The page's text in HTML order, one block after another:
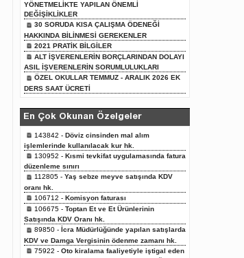
YÖNETMELİKTE YAPILAN ÖNEMLİ
DEĞİŞİKLİKLER
30 SORUDA KISA ÇALIŞMA ÖDENEĞİ
HAKKINDA BİLİNMESİ GEREKENLER
2021 PRATİK BİLGİLER
ALT İŞVERENLERİN BORÇLARINDAN DOLAYI
ASIL İŞVERENLERİN SORUMLULUKLARI
ÖZEL OKULLAR TEMMUZ - ARALIK 2026 EK
DERS SAAT ÜCRETİ
En Çok Okunan Özelgeler
143842 - Döviz cinsinden mal alım
işlemlerinde kullanılacak kur hk.
130952 - Kısmi tevkifat uygulamasında fatura
düzenleme sınırı
112805 - Yaş sebze meyve satışında KDV
oranı hk.
106712 - Komisyon faturası
106675 - Toptan Et ve Et Ürünlerinin
Satışında KDV Oranı hk.
89850 - İcra Müdürlüğünde yapılan satışlarda
KDV ve Damga Vergisinin ödenme zamanı hk.
75922 - Oto kiralama faaliyetiyle iştigal eden